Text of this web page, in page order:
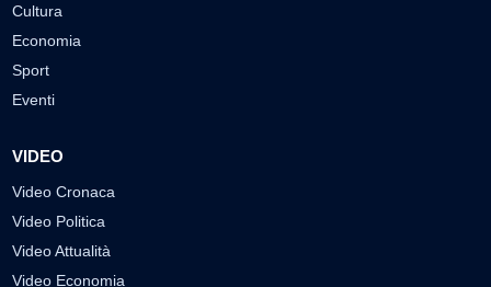
Cultura
Economia
Sport
Eventi
VIDEO
Video Cronaca
Video Politica
Video Attualità
Video Economia